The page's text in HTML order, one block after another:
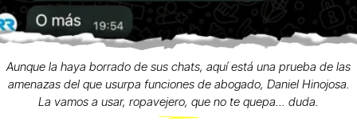
Aunque la haya borrado de sus chats, aquí está una prueba de las
amenazas del que usurpa funciones de abogado, Daniel Hinojosa.
La vamos a usar, ropavejero, que no te quepa... duda.